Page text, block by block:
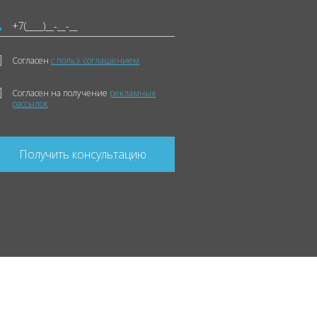
Согласенс польз. соглашением
Согласен на получение рекламных
рассылок
Получить консультацию